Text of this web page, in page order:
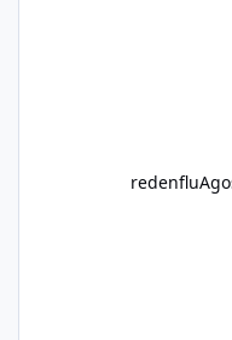
redenflu